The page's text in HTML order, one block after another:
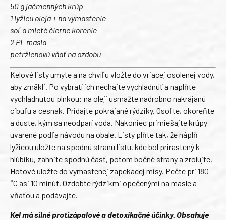
50 g jačmenných krúp
1 lyžicu oleja + na vymastenie
soľ a mleté čierne korenie
2 PL masla
petržlenovú vňať na ozdobu
Kelové listy umyte a na chvíľu vložte do vriacej osolenej vody,
aby zmäkli. Po vybratí ich nechajte vychladnúť a naplňte
vychladnutou plnkou: na oleji usmažte nadrobno nakrájanú
cibuľu a cesnak. Pridajte pokrájané rýdziky. Osoľte, okoreňte
a duste, kým sa neodparí voda. Nakoniec primiešajte krúpy
uvarené podľa návodu na obale. Listy plňte tak, že náplň
lyžicou uložte na spodnú stranu listu, kde bol prirastený k
hlúbiku, zahnite spodnú časť, potom bočné strany a zrolujte.
Hotové uložte do vymastenej zapekacej misy. Pečte pri 180
°C asi 10 minút. Ozdobte rýdzikmi opečenými na masle a
vňaťou a podávajte.
Kel má silné protizápalové a detoxikačné účinky. Obsahuje